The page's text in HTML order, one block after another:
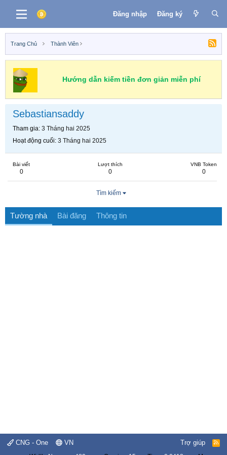
Đăng nhập Đăng ký
Trang Chủ Thành Viên
Hướng dẫn kiếm tiền đơn giản miễn phí
Sebastiansaddy
Tham gia 3 Tháng hai 2025
Hoạt động cuối 3 Tháng hai 2025
Bài viết
0
Lượt thích
0
VNB Token
0
Tìm kiếm
Tường nhà Bài đăng Thông tin
CNG - One VN Trợ giúp
R